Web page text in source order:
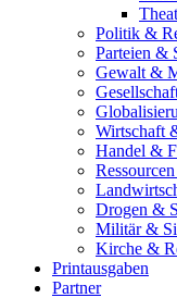
Politik &
Parteien &
Gewalt &
Wirtschaft
Handel &
Drogen &
Militär &
Kirche &
Printausgaben
Partner